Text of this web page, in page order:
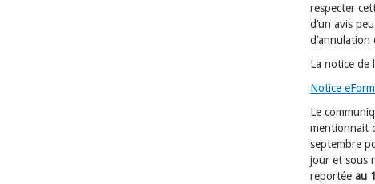
respecter
d’un avis
d’annulation
La notice de
Notice
Le
mentionnait
septembre
jour et sous
reportée au